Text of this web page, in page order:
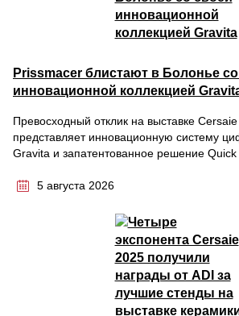
Prissmacer блистают в Болонье
инновационной коллекцией
Превосходный отклик на выставке
представляет инновационную систему
Gravita и запатентованное решение Quick
5 августа 2026